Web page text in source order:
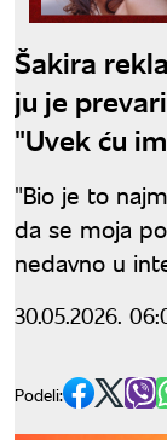
Šakira
ju je
"Uvek ću
"Bio je to
da se moja
nedavno u
30.05.2026.
Podeli: